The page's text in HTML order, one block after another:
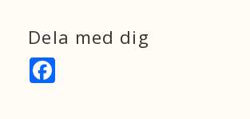
Dela med dig